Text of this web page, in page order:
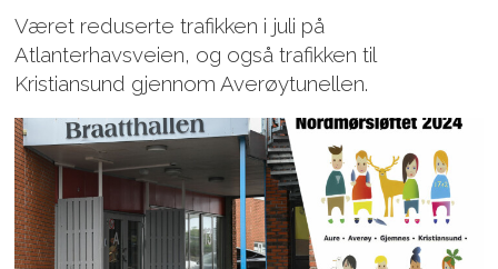
Været reduserte trafikken i juli på
Atlanterhavsveien, og også trafikken til
Kristiansund gjennom Averøytunellen.